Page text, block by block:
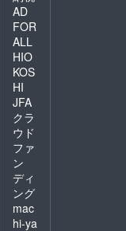
AD
FOR
ALL
HIO
KOS
HI
JFA
クラ
ウド
ファ
ン
ディ
ング
mac
hi-ya